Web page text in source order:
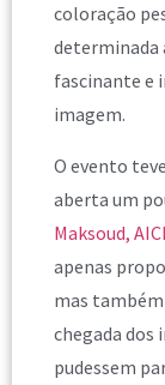
coloração
determinada
fascinante e
imagem.
O evento
aberta um
Maksoud,
apenas
mas
chegada dos
pudessem